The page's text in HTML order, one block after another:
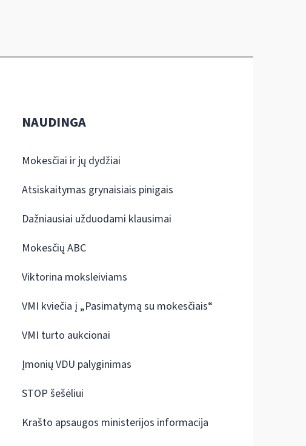
NAUDINGA
Mokesčiai ir jų dydžiai
Atsiskaitymas grynaisiais pinigais
Dažniausiai užduodami klausimai
Mokesčių ABC
Viktorina moksleiviams
VMI kviečia į „Pasimatymą su mokesčiais“
VMI turto aukcionai
Įmonių VDU palyginimas
STOP šešėliui
Krašto apsaugos ministerijos informacija